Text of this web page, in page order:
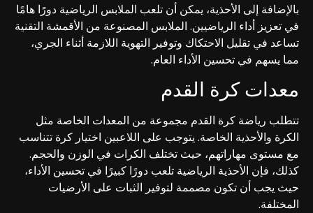
بالإضافة إلى الأحذية، يمكن أن تلعب الملابس الرياضية دورًا هامًا
في تعزيز أداء الرياضيين. الملابس المصنوعة من الأقمشة التقنية
تساعد في تقليل الاحتكاك وتوفير التهوية اللازمة أثناء الجري،
مما يسهم في تحسين الأداء العام.
معدات كرة القدم
تتطلب رياضة كرة القدم مجموعة من المعدات الخاصة مثل
الكرة والأحذية الخاصة. يتوجب على اللاعبين اختيار كرة تتناسب
مع مستوى مهاراتهم، حيث تختلف الكرات في الوزن والحجم.
كذلك، فإن الأحذية الرياضية تلعب دورًا كبيرًا في تحسين الأداء،
حيث يجب أن تكون مصممة لتوفير الثبات على الأرضيات
المختلفة.